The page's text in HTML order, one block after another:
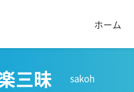
ホーム
三昧 sakoh